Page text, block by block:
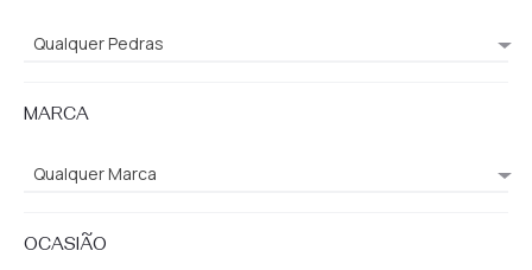
Qualquer Pedras
MARCA
Qualquer Marca
OCASIÃO